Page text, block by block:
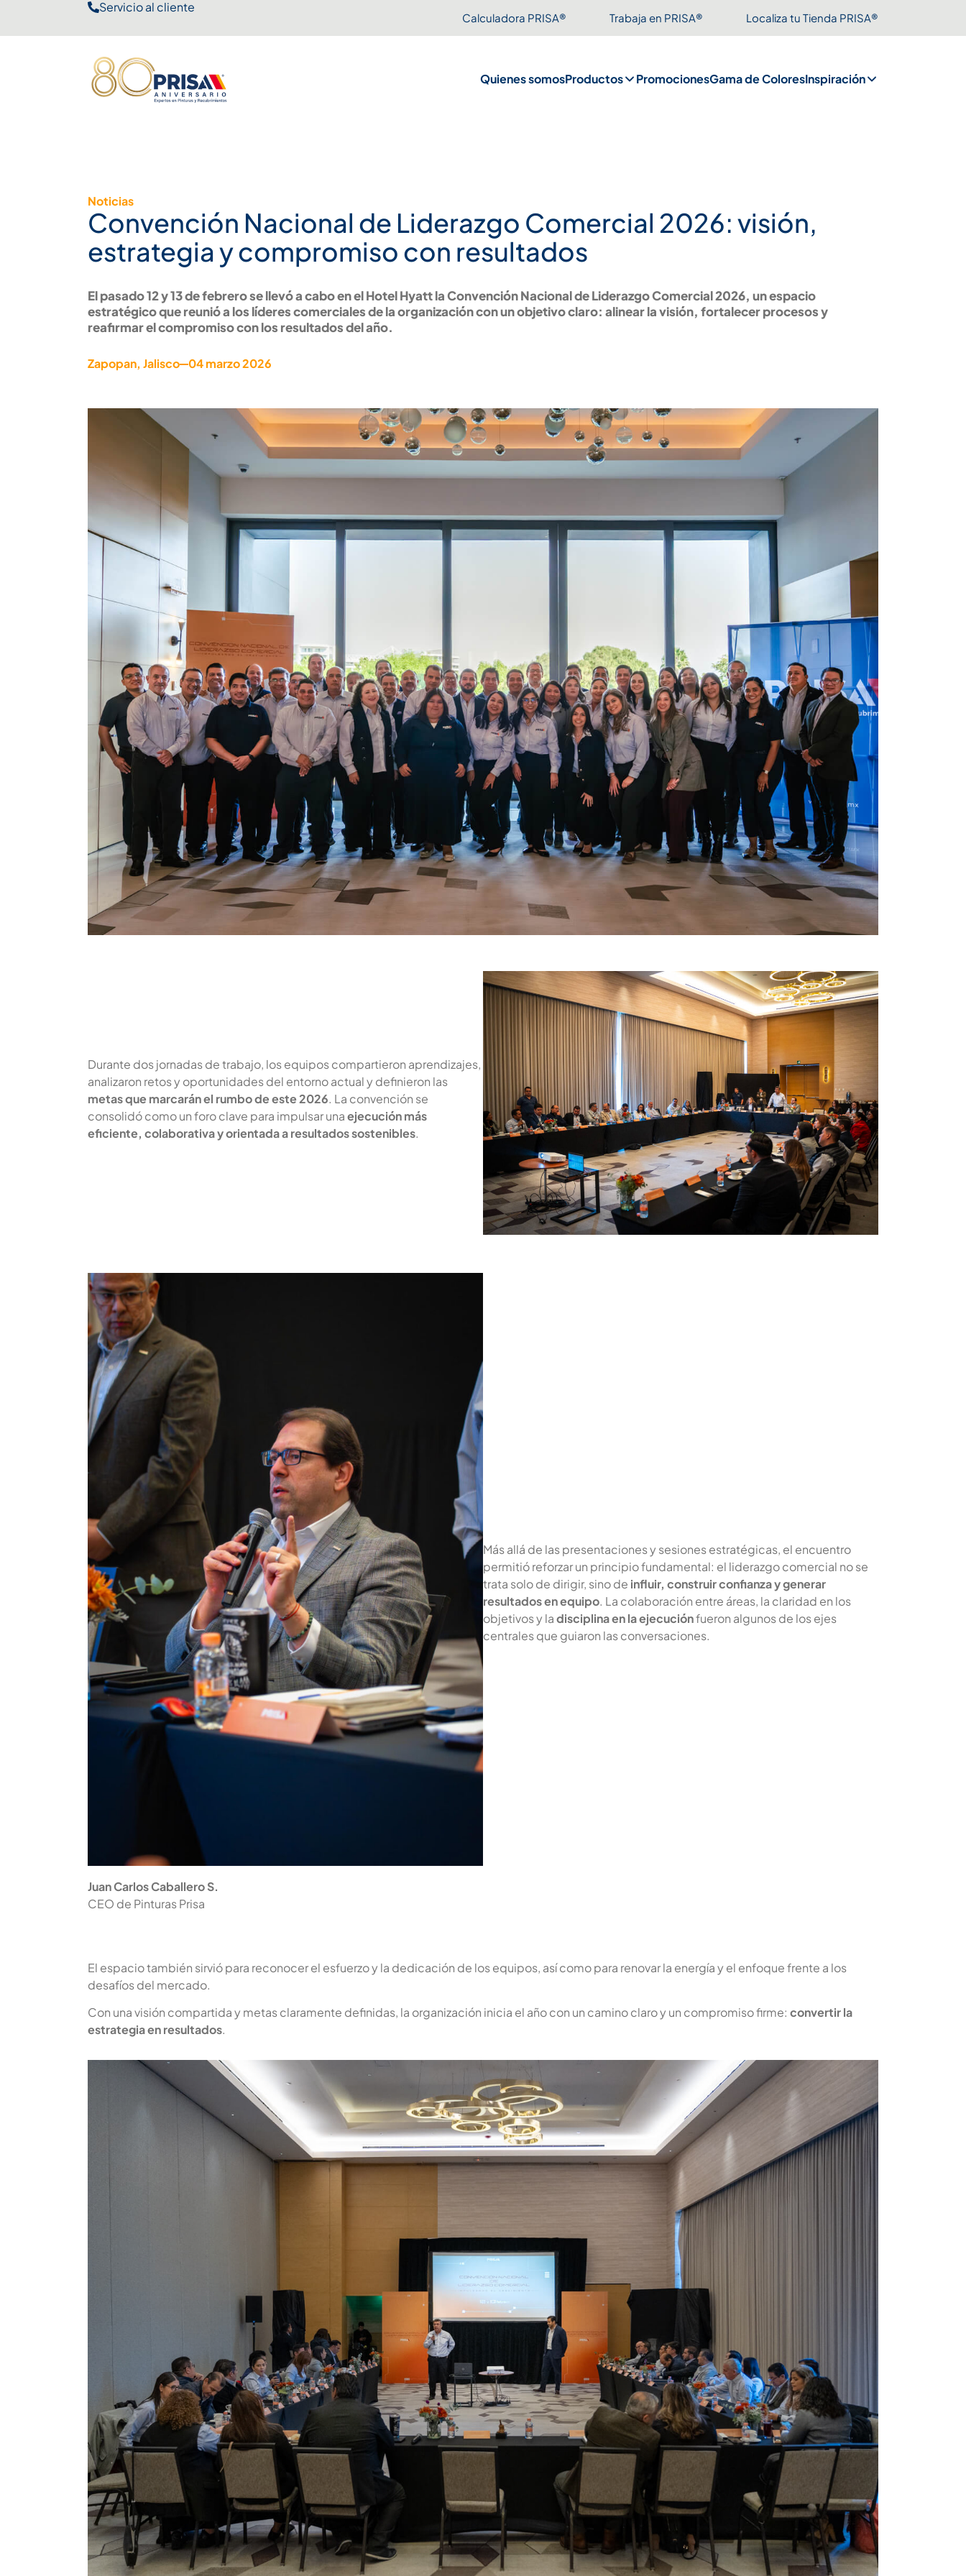
Servicio al cliente
Calculadora PRISA® Trabaja en PRISA® Localiza tu Tienda PRISA®
Quienes somosProductos PromocionesGama de ColoresInspiración
Noticias
Convención Nacional de Liderazgo Comercial 2026: visión,
estrategia y compromiso con resultados
El pasado 12 y 13 de febrero se llevó a cabo en el Hotel Hyatt la Convención Nacional de Liderazgo Comercial 2026, un espacio
estratégico que reunió a los líderes comerciales de la organización con un objetivo claro: alinear la visión, fortalecer procesos y
reafirmar el compromiso con los resultados del año.
Zapopan, Jalisco 04 marzo 2026
Durante dos jornadas de trabajo, los equipos compartieron aprendizajes,
analizaron retos y oportunidades del entorno actual y definieron las
metas que marcarán el rumbo de este 2026. La convención se
consolidó como un foro clave para impulsar unaejecución más
eficiente, colaborativa y orientada a resultados sostenibles.
Juan Carlos Caballero S.
CEO de Pinturas Prisa
Más allá de las presentaciones y sesiones estratégicas, el encuentro
permitió reforzar un principio fundamental: el liderazgo comercial no se
trata solo de dirigir, sino de influir, construir confianza y generar
resultados en equipo. La colaboración entre áreas, la claridad en los
objetivos y ladisciplina en la ejecuciónfueron algunos de los ejes
centrales que guiaron las conversaciones.
El espacio también sirvió para reconocer el esfuerzo y la dedicación de los equipos, así como para renovar la energía y el enfoque frente a los
desafíos del mercado.
Con una visión compartida y metas claramente definidas, la organización inicia el año con un camino claro y un compromiso firme: convertir la
estrategia en resultados.